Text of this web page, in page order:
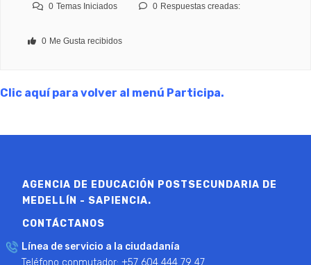
0 Temas Iniciados 0 Respuestas creadas:
0 Me Gusta recibidos
Clic aquí para volver al menú Participa.
AGENCIA DE EDUCACIÓN POSTSECUNDARIA DE
MEDELLÍN - SAPIENCIA.
CONTÁCTANOS
Línea de servicio a la ciudadanía
Teléfono conmutador: +57 604 444 79 47